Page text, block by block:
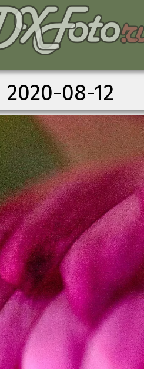
2020-08-12